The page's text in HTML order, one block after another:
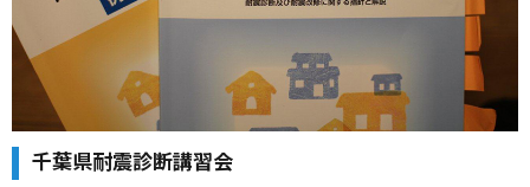
千葉県耐震診断講習会